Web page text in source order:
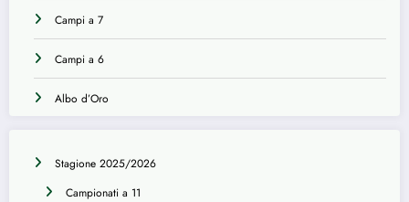
Campi a 7
Campi a 6
Albo d’Oro
Stagione 2025/2026
Campionati a 11